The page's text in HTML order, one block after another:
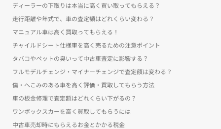
ディーラーの下取りは本当に高く買い取ってもらえる？
走行距離や年式で、車の査定額はどれくらい変わる？
マニュアル車は高く買取ってもらえる！
チャイルドシート仕様車を高く売るための注意ポイント
タバコやペットの臭いって中古車査定に影響する？
フルモデルチェンジ・マイナーチェンジで査定額は変わる？
傷・へこみのある車を高く評価・買取してもらう方法
車の板金修理で査定額はどれくらい下がるの？
ワンボックスカーを高く買取してもらうには
中古車売却時にもらえるお金とかかる税金